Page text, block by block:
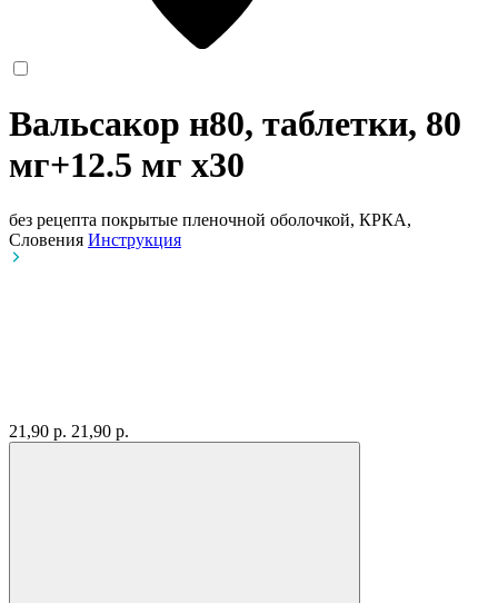
Вальсакор н80, таблетки, 80
мг+12.5 мг x30
без рецепта покрытые пленочной оболочкой, КРКА,
Словения Инструкция
21,90 р. 21,90 р.